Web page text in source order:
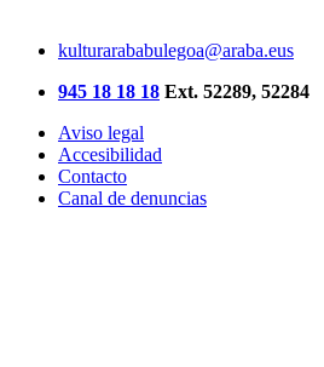
kulturarababulegoa@araba.eus
945 18 18 18 Ext. 52289, 52284
Aviso legal
Accesibilidad
Contacto
Canal de denuncias